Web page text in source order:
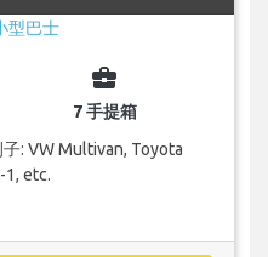
business_center
7 手提箱
: VW Multivan, Toyota
1, etc.